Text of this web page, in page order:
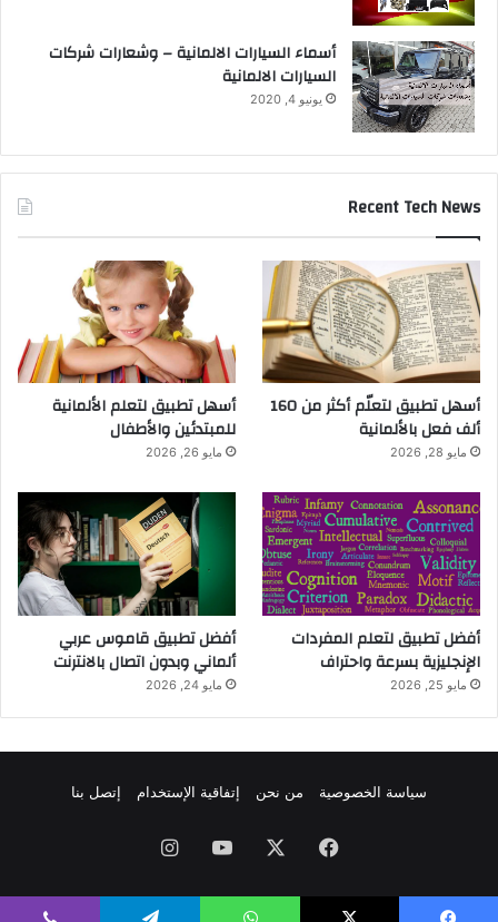
أسماء السيارات الالمانية – وشعارات شركات
السيارات الالمانية
يونيو 4, 2020
Recent Tech News
أسهل تطبيق لتعلّم أكثر من 160
ألف فعل بالألمانية
مايو 28, 2026
أسهل تطبيق لتعلم الألمانية
للمبتدئين والأطفال
مايو 26, 2026
أفضل تطبيق لتعلم المفردات
الإنجليزية بسرعة واحتراف
مايو 25, 2026
أفضل تطبيق قاموس عربي
ألماني وبدون اتصال بالانترنت
مايو 24, 2026
سياسة الخصوصية من نحن إتفاقية الإستخدام إتصل بنا
فيسبوك ‫YouTubeانستقرام